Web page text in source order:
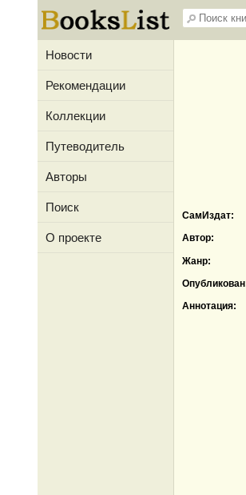
Новости
Рекомендации
Коллекции
Путеводитель
Авторы
Поиск
О проекте
СамИздат:
Автор:
Жанр:
Аннотация: